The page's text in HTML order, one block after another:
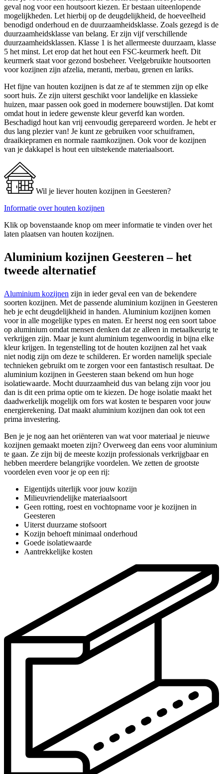
geval nog voor een houtsoort kiezen. Er bestaan uiteenlopende
mogelijkheden. Let hierbij op de deugdelijkheid, de hoeveelheid
benodigd onderhoud en de duurzaamheidsklasse. Zoals gezegd is de
duurzaamheidsklasse van belang. Er zijn vijf verschillende
duurzaamheidsklassen. Klasse 1 is het allermeeste duurzaam, klasse
5 het minst. Let erop dat het hout een FSC-keurmerk heeft. Dit
keurmerk staat voor gezond bosbeheer. Veelgebruikte houtsoorten
voor kozijnen zijn afzelia, meranti, merbau, grenen en lariks.
Het fijne van houten kozijnen is dat ze af te stemmen zijn op elke
soort huis. Ze zijn uiterst geschikt voor landelijke en klassieke
huizen, maar passen ook goed in modernere bouwstijlen. Dat komt
omdat hout in iedere gewenste kleur geverfd kan worden.
Beschadigd hout kan vrij eenvoudig gerepareerd worden. Je hebt er
dus lang plezier van! Je kunt ze gebruiken voor schuiframen,
draaikiepramen en normale raamkozijnen. Ook voor de kozijnen
van je dakkapel is hout een uitstekende materiaalsoort.
Wil je liever houten kozijnen in Geesteren?
Informatie over houten kozijnen
Klik op bovenstaande knop om meer informatie te vinden over het
laten plaatsen van houten kozijnen.
Aluminium kozijnen Geesteren – het
tweede alternatief
Aluminium kozijnen zijn in ieder geval een van de bekendere
soorten kozijnen. Met de passende aluminium kozijnen in Geesteren
heb je echt deugdelijkheid in handen. Aluminium kozijnen komen
voor in alle mogelijke types en maten. Er heerst nog een soort taboe
op aluminium omdat mensen denken dat ze alleen in metaalkeurig te
verkrijgen zijn. Maar je kunt aluminium tegenwoordig in bijna elke
kleur krijgen. In tegenstelling tot de houten kozijnen zal het vaak
niet nodig zijn om deze te schilderen. Er worden namelijk speciale
technieken gebruikt om te zorgen voor een fantastisch resultaat. De
aluminium kozijnen in Geesteren staan bekend om hun hoge
isolatiewaarde. Mocht duurzaamheid dus van belang zijn voor jou
dan is dit een prima optie om te kiezen. De hoge isolatie maakt het
daadwerkelijk mogelijk om fors wat kosten te besparen voor jouw
energierekening. Dat maakt aluminium kozijnen dan ook tot een
prima investering.
Ben je je nog aan het oriënteren van wat voor materiaal je nieuwe
kozijnen gemaakt moeten zijn? Overweeg dan eens voor aluminium
te gaan. Ze zijn bij de meeste kozijn professionals verkrijgbaar en
hebben meerdere belangrijke voordelen. We zetten de grootste
voordelen even voor je op een rij:
Eigentijds uiterlijk voor jouw kozijn
Milieuvriendelijke materiaalsoort
Geen rotting, roest en vochtopname voor je kozijnen in
Geesteren
Uiterst duurzame stofsoort
Kozijn behoeft minimaal onderhoud
Goede isolatiewaarde
Aantrekkelijke kosten